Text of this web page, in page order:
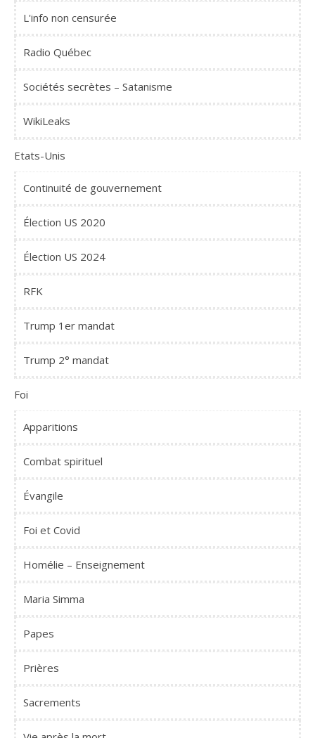
L'info non censurée
Radio Québec
Sociétés secrètes – Satanisme
WikiLeaks
Etats-Unis
Continuité de gouvernement
Élection US 2020
Élection US 2024
RFK
Trump 1er mandat
Trump 2° mandat
Foi
Apparitions
Combat spirituel
Évangile
Foi et Covid
Homélie – Enseignement
Maria Simma
Papes
Prières
Sacrements